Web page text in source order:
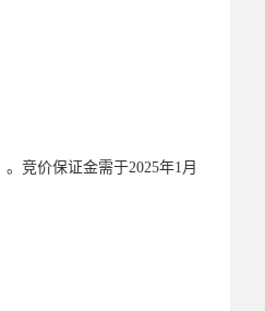
。 竞价保证金需于2025年1月